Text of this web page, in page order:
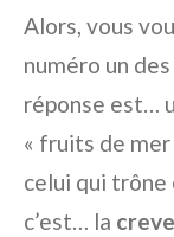
Alors, vous
numéro un
réponse est…
« fruits de mer
celui qui trône
c’est… la